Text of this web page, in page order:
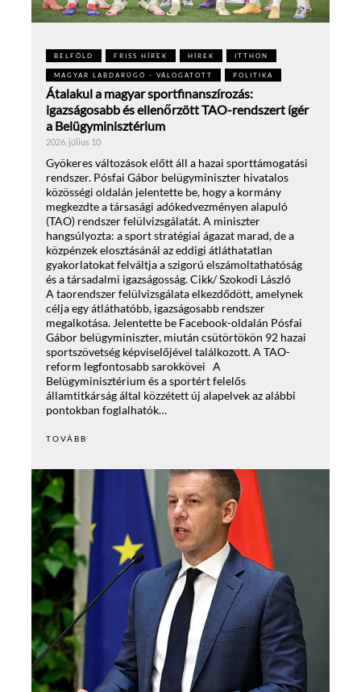
BELFÖLD FRISS HÍREK HÍREK ITTHON
MAGYAR LABDARÚGÓ - VÁLOGATOTT POLITIKA
Átalakul a magyar sportfinanszírozás:
igazságosabb és ellenőrzött TAO-rendszert ígér
a Belügyminisztérium
2026. július 10
Gyökeres változások előtt áll a hazai sporttámogatási
rendszer. Pósfai Gábor belügyminiszter hivatalos
közösségi oldalán jelentette be, hogy a kormány
megkezdte a társasági adókedvezményen alapuló
(TAO) rendszer felülvizsgálatát. A miniszter
hangsúlyozta: a sport stratégiai ágazat marad, de a
közpénzek elosztásánál az eddigi átláthatatlan
gyakorlatokat felváltja a szigorú elszámoltathatóság
és a társadalmi igazságosság. Cikk/ Szokodi László
A taorendszer felülvizsgálata elkezdődött, amelynek
célja egy átláthatóbb, igazságosabb rendszer
megalkotása. Jelentette be Facebook-oldalán Pósfai
Gábor belügyminiszter, miután csütörtökön 92 hazai
sportszövetség képviselőjével találkozott. A TAO-
reform legfontosabb sarokkövei A
Belügyminisztérium és a sportért felelős
államtitkárság által közzétett új alapelvek az alábbi
pontokban foglalhatók…
TOVÁBB